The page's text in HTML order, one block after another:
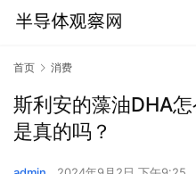
首页 消费
斯利安的藻油DHA
是真的吗？